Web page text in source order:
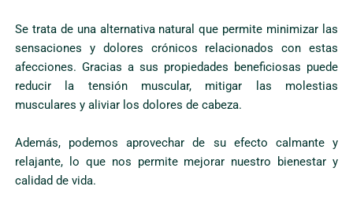
Se trata de una alternativa natural que permite minimizar las
sensaciones y dolores crónicos relacionados con estas
afecciones. Gracias a sus propiedades beneficiosas puede
reducir la tensión muscular, mitigar las molestias
musculares y aliviar los dolores de cabeza.
Además, podemos aprovechar de su efecto calmante y
relajante, lo que nos permite mejorar nuestro bienestar y
calidad de vida.